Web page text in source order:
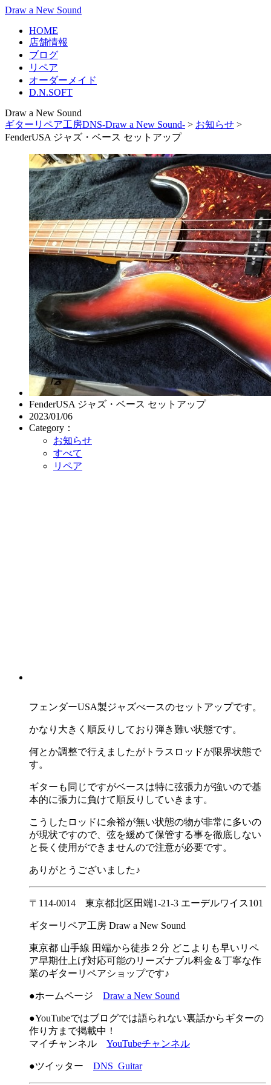
Draw a New Sound
HOME
店舗情報
ブログ
リペア
オーダーメイド
D.N.SOFT
Draw a New Sound
ギターリペア工房DNS-Draw a New Sound- > お知らせ >
FenderUSA ジャズ・ベース セットアップ
FenderUSA ジャズ・ベース セットアップ
2023/01/06
Category：
お知らせ
すべて
リペア
フェンダーUSA製ジャズべースのセットアップです。
かなり大きく順反りしており弾き難い状態です。
何とか調整で行えましたがトラスロッドが限界状態で
す。
ギターも同じですがベースは特に弦張力が強いので基
本的に張力に負けて順反りしていきます。
こうしたロッドに余裕が無い状態の物が非常に多いの
が現状ですので、弦を緩めて保管する事を徹底しない
と長く使用ができませんので注意が必要です。
ありがとうございました♪
〒114-0014 東京都北区田端1-21-3 エーデルワイス101
ギターリペア工房 Draw a New Sound
東京都 山手線 田端から徒歩２分 どこよりも早いリペ
ア早期仕上げ対応可能のリーズナブル料金＆丁寧な作
業のギターリペアショップです♪
●ホームページ Draw a New Sound
●YouTubeではブログでは語られない裏話からギターの
作り方まで掲載中！
マイチャンネル YouTubeチャンネル
●ツイッター DNS_Guitar